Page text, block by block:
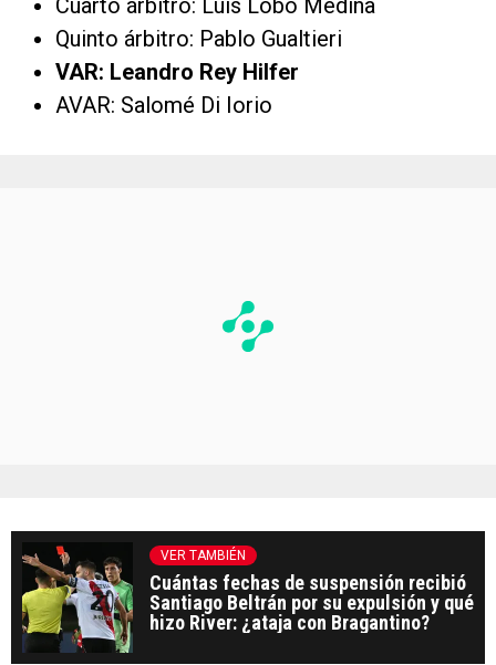
Cuarto árbitro: Luis Lobo Medina
Quinto árbitro: Pablo Gualtieri
VAR: Leandro Rey Hilfer
AVAR: Salomé Di Iorio
VER TAMBIÉN
Cuántas fechas de suspensión recibió
Santiago Beltrán por su expulsión y qué
hizo River: ¿ataja con Bragantino?